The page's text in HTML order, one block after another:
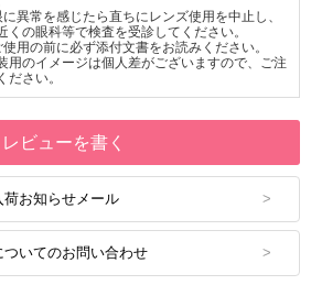
異常を感じたら直ちにレンズ使用を中止し、
くの眼科等で検査を受診してください。
用の前に必ず添付文書をお読みください。
用のイメージは個人差がございますので、ご注
ださい。
レビューを書く
荷お知らせメール
ついてのお問い合わせ